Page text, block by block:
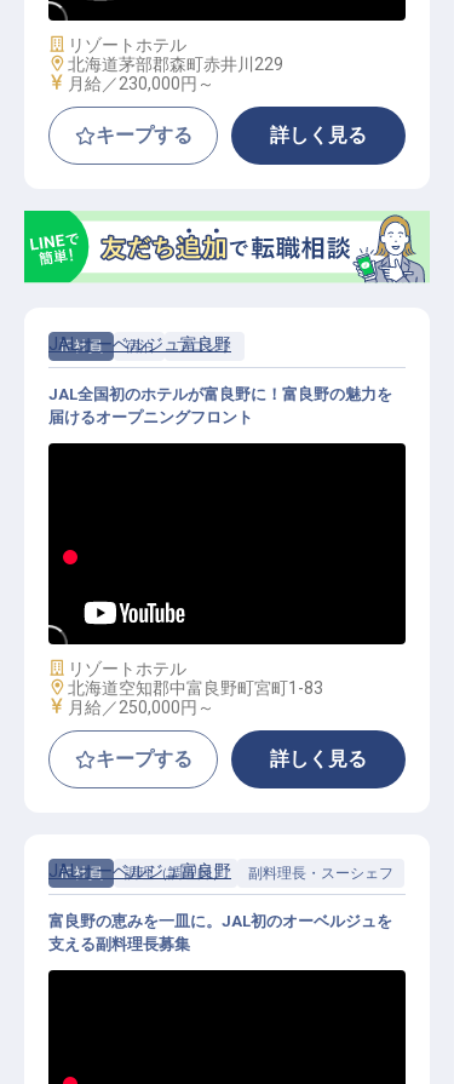
施設業態
リゾートホテル
勤務地
北海道茅部郡森町赤井川229
給与
月給／230,000円～
キープする 詳しく見る
正社員 宿泊 フロント
フロント│月給25万円～／JALオー
／U・Iターン・住宅手当あり
JALオーベルジュ富良野
JAL全国初のホテルが富良野に！富良野の魅力を
届けるオープニングフロント
施設業態
リゾートホテル
勤務地
北海道空知郡中富良野町宮町1-83
給与
月給／250,000円～
キープする 詳しく見る
正社員 調理（調理師） 副料理長・スーシェフ
副料理長│月給28万円～／JALオー
JALオーベルジュ富良野
富良野の恵みを一皿に。JAL初のオーベルジュを
支える副料理長募集